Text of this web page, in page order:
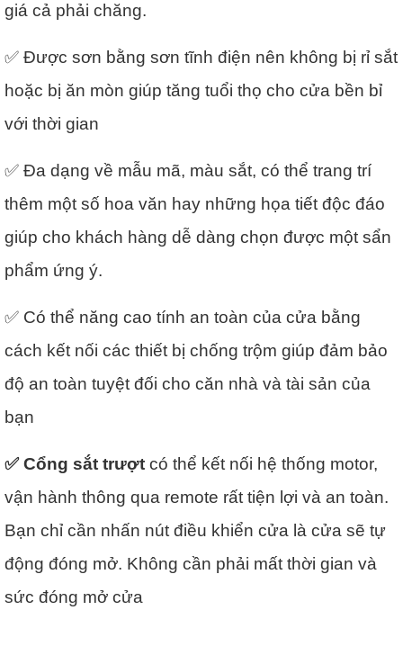
giá cả phải chăng.
✅ Được sơn bằng sơn tĩnh điện nên không bị rỉ sắt
hoặc bị ăn mòn giúp tăng tuổi thọ cho cửa bền bỉ
với thời gian
✅ Đa dạng về mẫu mã, màu sắt, có thể trang trí
thêm một số hoa văn hay những họa tiết độc đáo
giúp cho khách hàng dễ dàng chọn được một sẩn
phẩm ứng ý.
✅ Có thể năng cao tính an toàn của cửa bằng
cách kết nối các thiết bị chống trộm giúp đảm bảo
độ an toàn tuyệt đối cho căn nhà và tài sản của
bạn
✅ Cổng sắt trượt có thể kết nối hệ thống motor,
vận hành thông qua remote rất tiện lợi và an toàn.
Bạn chỉ cần nhấn nút điều khiển cửa là cửa sẽ tự
động đóng mở. Không cần phải mất thời gian và
sức đóng mở cửa